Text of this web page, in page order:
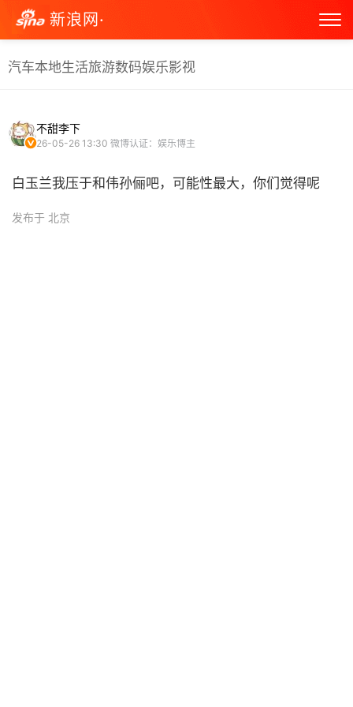
新浪网·
汽车本地生活旅游数码娱乐影视
不甜李下
26-05-26 13:30 微博认证：娱乐博主
白玉兰我压于和伟孙俪吧，可能性最大，你们觉得呢 ​
发布于 北京